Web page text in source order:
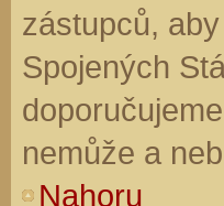
zástupců,
Spojených
nemůže a
Nahoru